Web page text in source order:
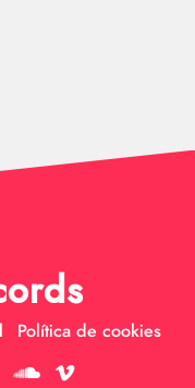
Política de cookies